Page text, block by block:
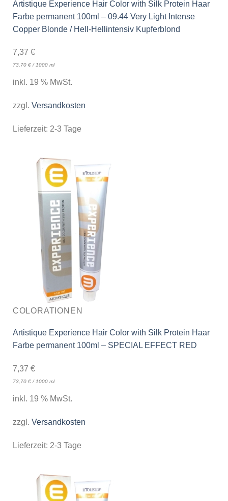
Artistique Experience Hair Color with Silk Protein Haar
Farbe permanent 100ml – 09.44 Very Light Intense
Copper Blonde / Hell-Hellintensiv Kupferblond
7,37 €
73,70 €/1000 ml
inkl. 19 % MwSt.
zzgl. Versandkosten
Lieferzeit: 2-3 Tage
COLORATIONEN
Artistique Experience Hair Color with Silk Protein Haar
Farbe permanent 100ml – SPECIAL EFFECT RED
7,37 €
73,70 €/ 1000 ml
inkl. 19 % MwSt.
zzgl. Versandkosten
Lieferzeit: 2-3 Tage